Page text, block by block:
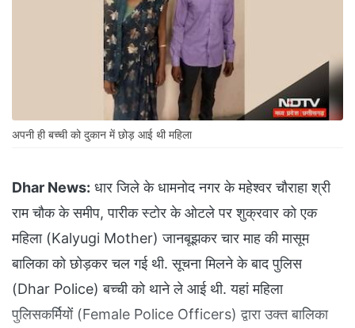
अपनी ही बच्ची को दुकान में छोड़ आई थी महिला
Dhar News: धार जिले के धामनोद नगर के महेश्वर चौराहा श्री
राम चौक के समीप, पारीक स्टोर के ओटले पर शुक्रवार को एक
महिला (Kalyugi Mother) जानबूझकर चार माह की मासूम
बालिका को छोड़कर चल गई थी. सूचना मिलने के बाद पुलिस
(Dhar Police) बच्ची को थाने ले आई थी. यहां महिला
पुलिसकर्मियों (Female Police Officers) द्वारा उक्त बालिका